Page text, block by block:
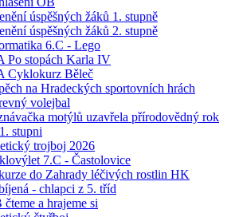
úspěšných žáků 1. stupně
úspěšných žáků 2. stupně
6.C - Lego
Po stopách Karla IV
Cyklokurz Běleč
na Hradeckých sportovních hrách
volejbal
motýlů uzavřela přírodovědný rok
stupni
trojboj 2026
7.C - Častolovice
do Zahrady léčivých rostlin HK
- chlapci z 5. tříd
čteme a hrajeme si